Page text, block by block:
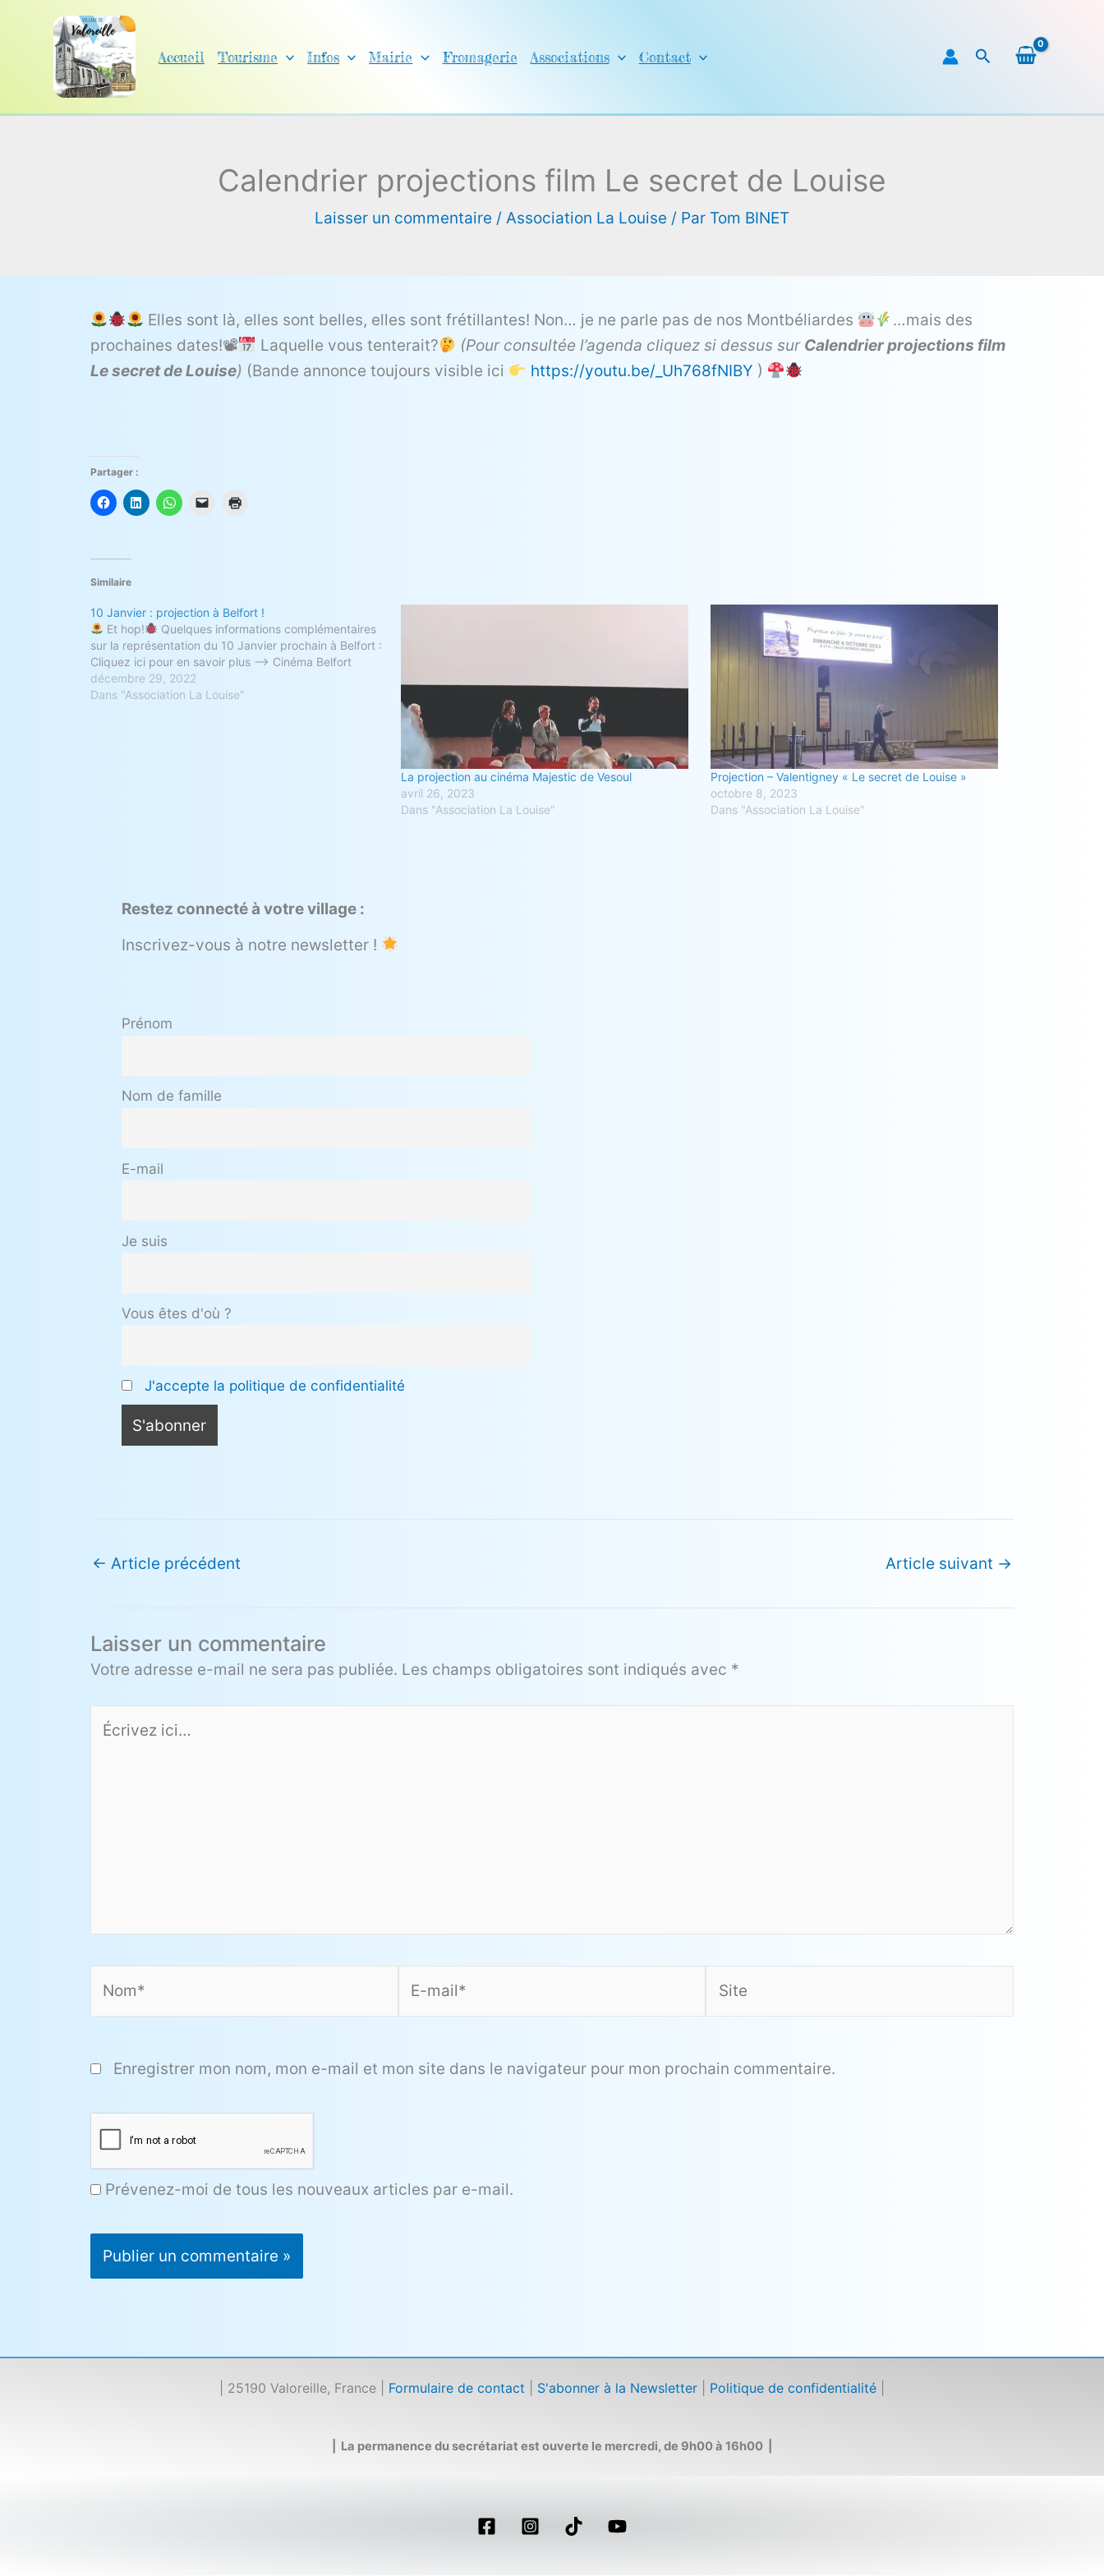
contenu
Accueil Tourisme Infos Mairie Fromagerie Associations Contact Rechercher
Calendrier projections film Le secret de Louise
Laisser un commentaire / Association La Louise / Par Tom BINET
Elles sont là, elles sont belles, elles sont frétillantes! Non… je ne parle pas de nos Montbéliardes
…mais des
prochaines dates!📽
Laquelle vous tenterait? (Pour consultée l’agenda cliquez si dessus sur Calendrier projections film
Le secret de Louise) (Bande annonce toujours visible ici https://youtu.be/_Uh768fNIBY )
Partager :
Similaire
10 Janvier : projection à Belfort !
Et hop!
Quelques informations complémentaires
sur la représentation du 10 Janvier prochain à Belfort :
Cliquez ici pour en savoir plus —> Cinéma Belfort
décembre 29, 2022
Dans "Association La Louise"
La projection au cinéma Majestic de Vesoul
avril 26, 2023
Dans "Association La Louise"
Projection – Valentigney « Le secret de Louise »
octobre 8, 2023
Dans "Association La Louise"
Restez connecté à votre village :
Inscrivez-vous à notre newsletter !
Prénom
Nom de famille
E-mail
Je suis
Vous êtes d'où ?
J'accepte la politique de confidentialité
← Article précédent Article suivant →
Laisser un commentaire
Votre adresse e-mail ne sera pas publiée. Les champs obligatoires sont indiqués avec *
Écrivez
Enregistrer mon nom, mon e-mail et mon site dans le navigateur pour mon prochain commentaire.
Prévenez-moi de tous les nouveaux articles par e-mail.
| 25190 Valoreille, France | Formulaire de contact S'abonner à la Newsletter Politique de confidentialité
| La permanence du secrétariat est ouverte le mercredi, de 9h00 à 16h00 |